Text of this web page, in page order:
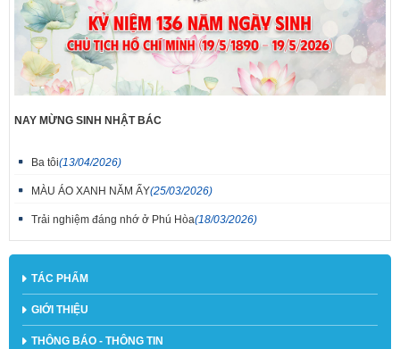
NAY MỪNG SINH NHẬT BÁC
Ba tôi(13/04/2026)
MÀU ÁO XANH NĂM ẤY(25/03/2026)
Trải nghiệm đáng nhớ ở Phú Hòa(18/03/2026)
TÁC PHẨM
GIỚI THIỆU
THÔNG BÁO - THÔNG TIN